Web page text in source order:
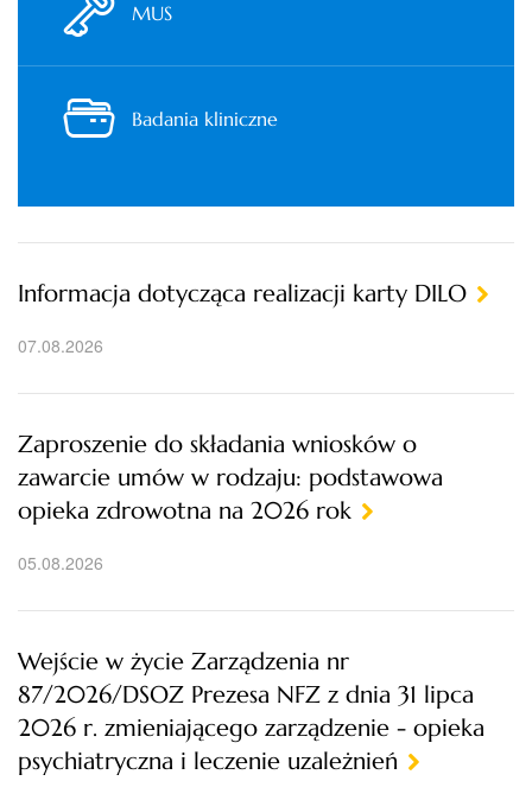
MUS
Badania kliniczne
Informacja dotycząca realizacji karty DILO
07.08.2026
Zaproszenie do składania wniosków o
zawarcie umów w rodzaju: podstawowa
opieka zdrowotna na 2026 rok
05.08.2026
Wejście w życie Zarządzenia nr
87/2026/DSOZ Prezesa NFZ z dnia 31 lipca
2026 r. zmieniającego zarządzenie - opieka
psychiatryczna i leczenie uzależnień